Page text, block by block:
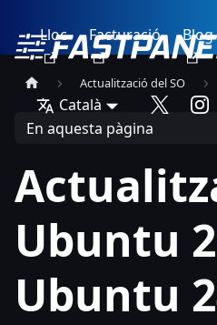
Lloc Facturació Blog
Català
Actualització del SO
En aquesta pàgina
Ubuntu
Ubuntu